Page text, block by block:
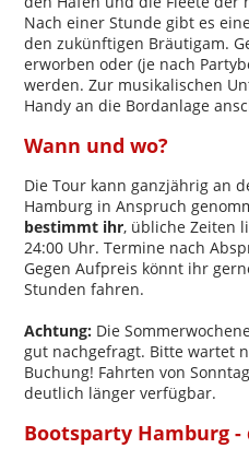
Nach einer Stunde gibt es
den zukünftigen Bräutigam.
erworben oder (je nach
werden. Zur musikalischen
Handy an die Bordanlage
Wann und wo?
Die Tour kann ganzjährig an
Hamburg in Anspruch
bestimmt ihr, übliche Zeiten
24:00 Uhr. Termine nach
Gegen Aufpreis könnt ihr
Stunden fahren.
Achtung: Die
gut nachgefragt. Bitte wartet
Buchung! Fahrten von
deutlich länger verfügbar.
Bootsparty Hamburg